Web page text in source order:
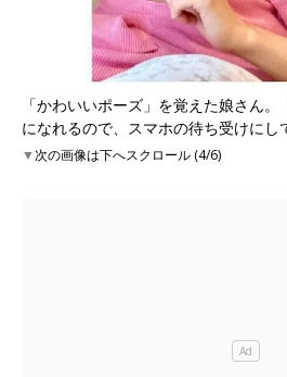
「かわいいポーズ」を覚えた娘さん
になれるので、スマホの待ち受けにし
▼次の画像は下へスクロール (4/6)